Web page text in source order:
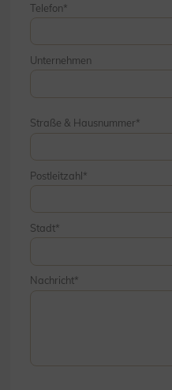
Telefon
Unternehmen
Straße & Hausnummer
Postleitzahl
Stadt
Nachricht